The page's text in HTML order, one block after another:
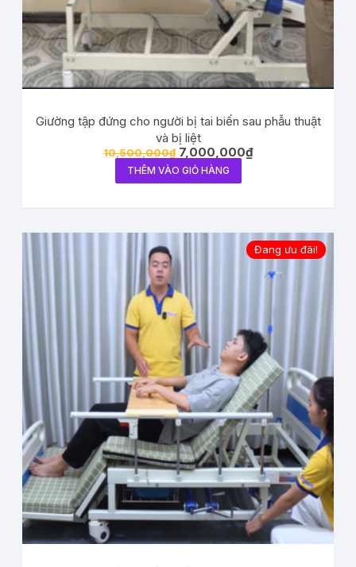
Giường tập đứng cho người bị tai biến sau phẫu thuật
và bị liệt
10,500,000₫ 7,000,000₫
THÊM VÀO GIỎ HÀNG
Đang ưu đãi!